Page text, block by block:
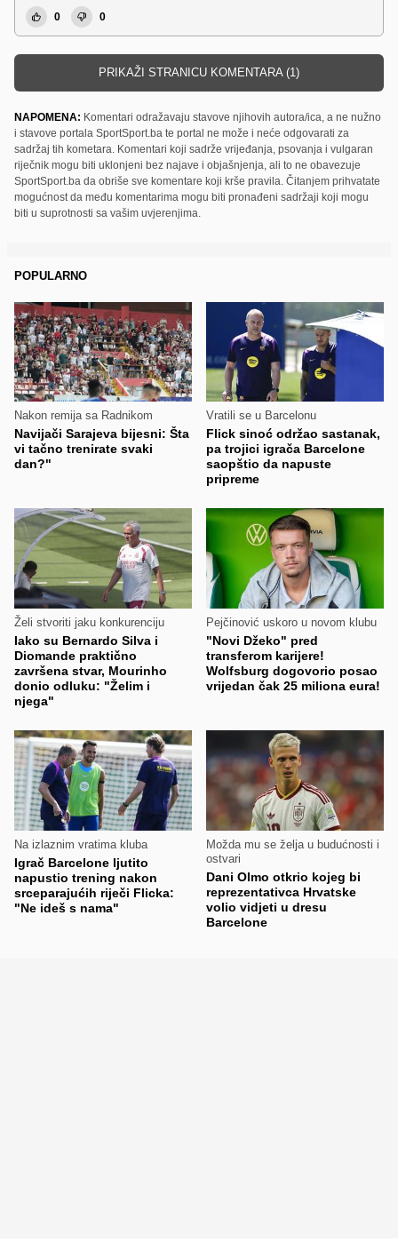
0 0
PRIKAŽI STRANICU KOMENTARA (1)
NAPOMENA: Komentari odražavaju stavove njihovih autora/ica, a ne nužno
i stavove portala SportSport.ba te portal ne može i neće odgovarati za
sadržaj tih kometara. Komentari koji sadrže vrijeđanja, psovanja i vulgaran
riječnik mogu biti uklonjeni bez najave i objašnjenja, ali to ne obavezuje
SportSport.ba da obriše sve komentare koji krše pravila. Čitanjem prihvatate
mogućnost da među komentarima mogu biti pronađeni sadržaji koji mogu
biti u suprotnosti sa vašim uvjerenjima.
POPULARNO
Nakon remija sa Radnikom
Navijači Sarajeva bijesni: Šta
vi tačno trenirate svaki
dan?"
Vratili se u Barcelonu
Flick sinoć održao sastanak,
pa trojici igrača Barcelone
saopštio da napuste
pripreme
Želi stvoriti jaku konkurenciju
Iako su Bernardo Silva i
Diomande praktično
završena stvar, Mourinho
donio odluku: "Želim i
njega"
Pejčinović uskoro u novom klubu
"Novi Džeko" pred
transferom karijere!
Wolfsburg dogovorio posao
vrijedan čak 25 miliona eura!
Na izlaznim vratima kluba
Igrač Barcelone ljutito
napustio trening nakon
srceparajućih riječi Flicka:
"Ne ideš s nama"
Možda mu se želja u budućnosti i
ostvari
Dani Olmo otkrio kojeg bi
reprezentativca Hrvatske
volio vidjeti u dresu
Barcelone